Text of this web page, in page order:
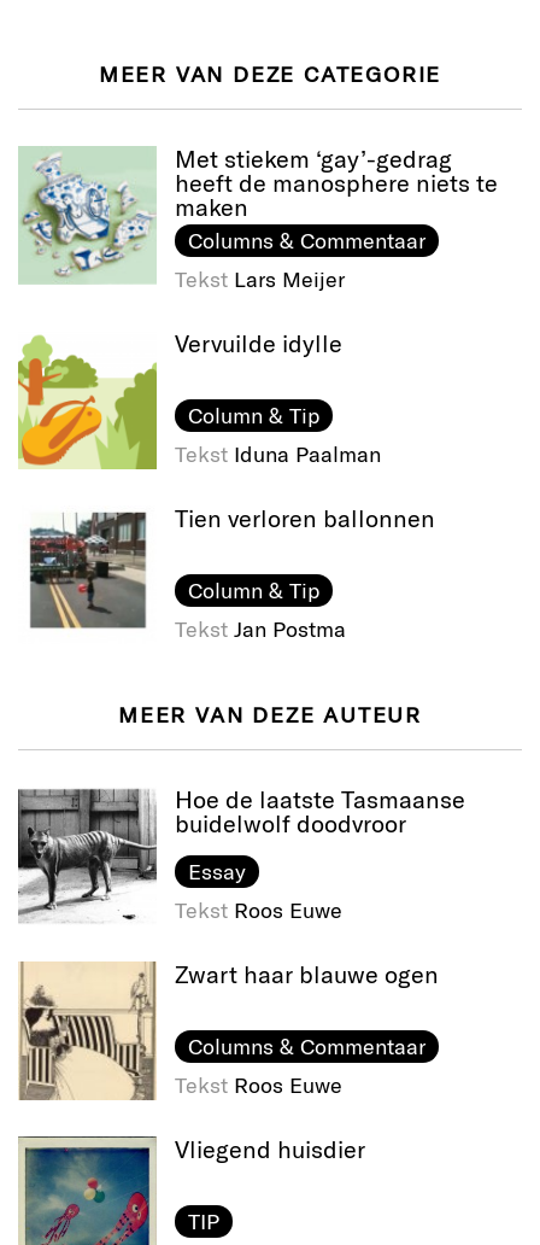
MEER VAN DEZE CATEGORIE
Met stiekem ‘gay’-gedrag
heeft de manosphere niets te
maken
Columns & Commentaar
Tekst Lars Meijer
Vervuilde idylle
Column & Tip
Tekst Iduna Paalman
Tien verloren ballonnen
Column & Tip
Tekst Jan Postma
MEER VAN DEZE AUTEUR
Hoe de laatste Tasmaanse
buidelwolf doodvroor
Essay
Tekst Roos Euwe
Zwart haar blauwe ogen
Columns & Commentaar
Tekst Roos Euwe
Vliegend huisdier
TIP